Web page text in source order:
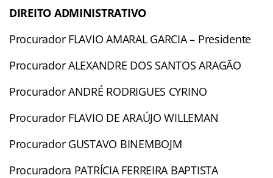
DIREITO ADMINISTRATIVO
Procurador FLAVIO AMARAL GARCIA – Presidente
Procurador ALEXANDRE DOS SANTOS ARAGÃO
Procurador ANDRÉ RODRIGUES CYRINO
Procurador FLAVIO DE ARAÚJO WILLEMAN
Procurador GUSTAVO BINEMBOJM
Procuradora PATRÍCIA FERREIRA BAPTISTA